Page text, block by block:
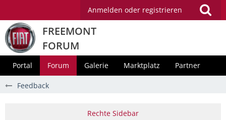
Anmelden oder registrieren
FREEMONT
FORUM
Portal Forum Galerie Marktplatz Partner
Feedback